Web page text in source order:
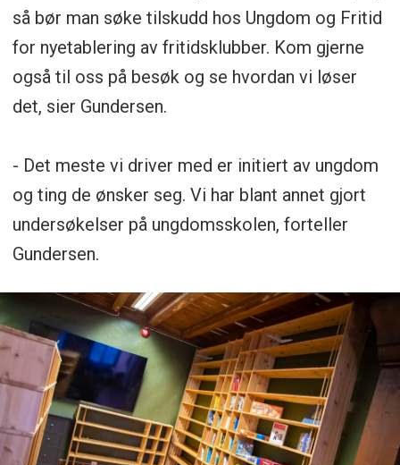
så bør man søke tilskudd hos Ungdom og Fritid
for nyetablering av fritidsklubber. Kom gjerne
også til oss på besøk og se hvordan vi løser
det, sier Gundersen.
- Det meste vi driver med er initiert av ungdom
og ting de ønsker seg. Vi har blant annet gjort
undersøkelser på ungdomsskolen, forteller
Gundersen.